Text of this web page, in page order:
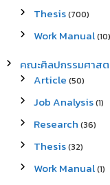
Thesis(700)
Work Manual(10)
คณะศิลปกรรมศาส
Article (50)
Job Analysis(1)
Research (36)
Thesis(32)
Work Manual(1)